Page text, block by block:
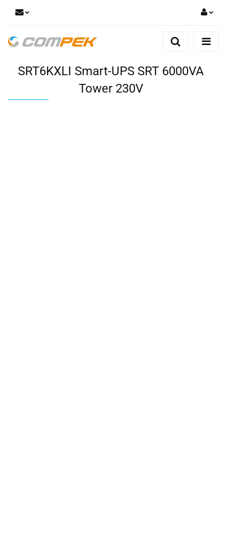
Zaloguj się
Dodaj zgłoszenie
SRT6KXLI Smart-UPS SRT 6000VA
Tower 230V